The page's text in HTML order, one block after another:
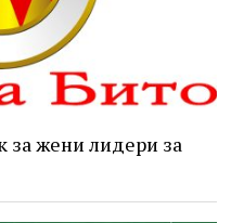
за жени лидери за